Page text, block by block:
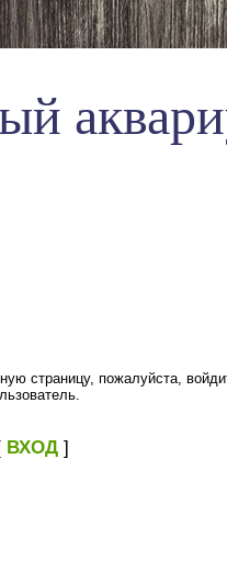
страницу, пожалуйста,
ВХОД]